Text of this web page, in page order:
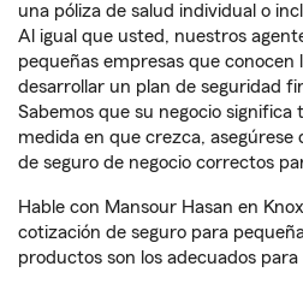
una póliza de salud individual o
Al igual que usted, nuestros
pequeñas empresas que conocen
desarrollar un plan de seguridad
Sabemos que su negocio significa
medida en que crezca,
de seguro de negocio correctos
Hable con Mansour Hasan en
cotización de seguro para
productos son los adecuados para